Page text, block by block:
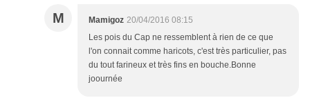
M Mamigoz 20/04/2016 08:15
Les pois du Cap ne ressemblent à rien de ce que
l'on connait comme haricots, c'est très particulier, pas
du tout farineux et très fins en bouche.Bonne
joournée